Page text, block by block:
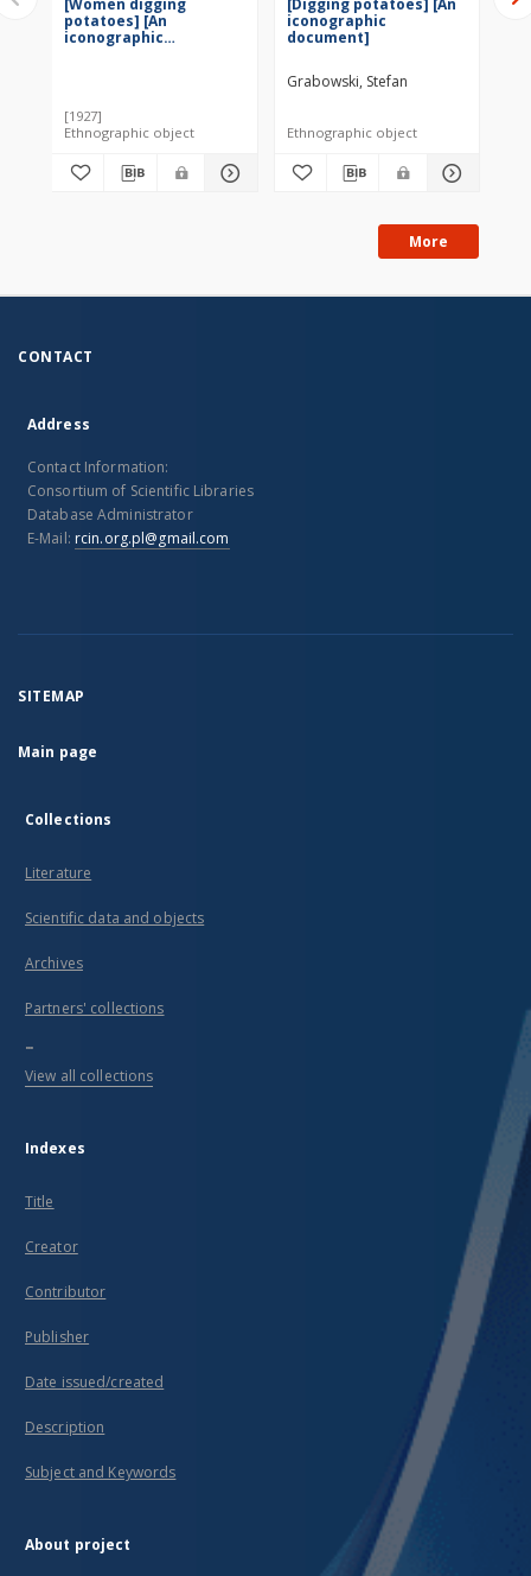
[Women digging
potatoes] [An
iconographic
[1927]
Ethnographic object
[Digging potatoes] [An
iconographic
document]
Grabowski, Stefan
Ethnographic object
More
CONTACT
Address
Contact Information:
Consortium of Scientific Libraries
Database Administrator
E-Mail: rcin.org.pl@gmail.com
SITEMAP
Main page
Collections
Literature
Scientific data and objects
Archives
Partners' collections
...
View all collections
Indexes
Title
Creator
Contributor
Publisher
Date issued/created
Description
Subject and Keywords
About project